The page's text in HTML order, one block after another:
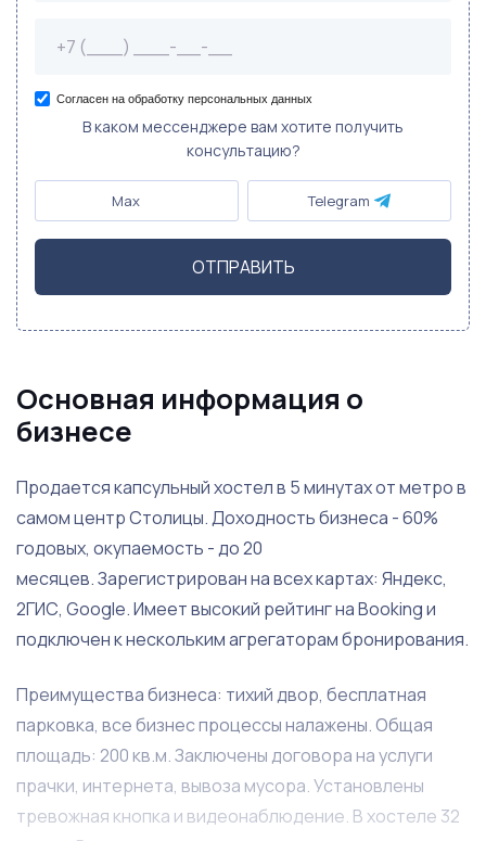
Согласен на обработку персональных данных
В каком мессенджере вам хотите получить
консультацию?
Max Telegram
ОТПРАВИТЬ
Основная информация о
бизнесе
Продается капсульный хостел в 5 минутах от метро в
самом центр Столицы. Доходность бизнеса - 60%
годовых, окупаемость - до 20
месяцев. Зарегистрирован на всех картах: Яндекс,
2ГИС, Google. Имеет высокий рейтинг на Booking и
подключен к нескольким агрегаторам бронирования.
Преимущества бизнеса: тихий двор, бесплатная
парковка, все бизнес процессы налажены. Общая
площадь: 200 кв.м. Заключены договора на услуги
прачки, интернета, вывоза мусора. Установлены
тревожная кнопка и видеонаблюдение. В хостеле 32